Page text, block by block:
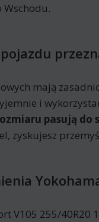
Wschodu.
mają
i
pasują
zyskujesz
V105 255/